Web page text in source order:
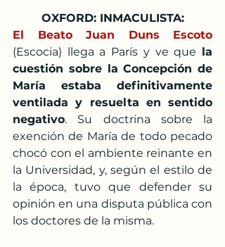
OXFORD: INMACULISTA:
El Beato Juan Duns Escoto
(Escocia) llega a París y ve que la
cuestión sobre la Concepción de
María estaba definitivamente
ventilada y resuelta en sentido
negativo. Su doctrina sobre la
exención de María de todo pecado
chocó con el ambiente reinante en
la Universidad, y, según el estilo de
la época, tuvo que defender su
opinión en una disputa pública con
los doctores de la misma.